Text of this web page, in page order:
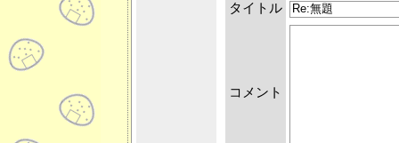
タイトル
コメント